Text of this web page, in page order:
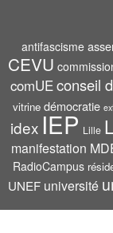
antifascisme
CEVU
comUEconseil
vitrine démocratie
idex IEP Lille
manifestation
RadioCampus
UNEF université